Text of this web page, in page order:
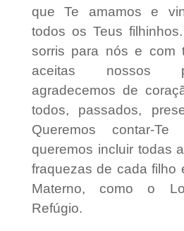
que Te amamos e
todos os Teus
sorris para nós e com
aceitas nossos
agradecemos de
todos, passados,
Queremos contar-Te
queremos incluir todas
fraquezas de cada filho
Materno, como o
Refúgio.